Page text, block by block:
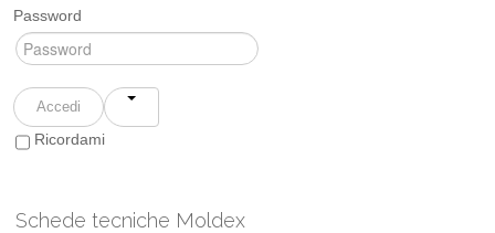
Password
Accedi
Ricordami
Schede tecniche Moldex